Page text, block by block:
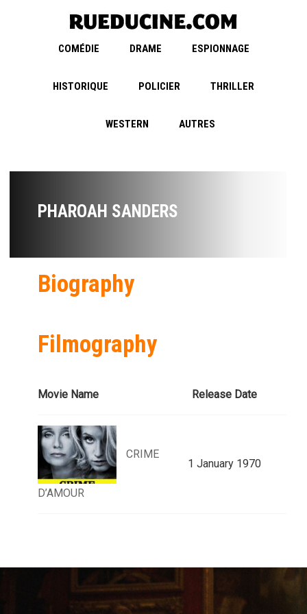
COMÉDIE DRAME ESPIONNAGE
HISTORIQUE POLICIER THRILLER
WESTERN AUTRES
PHAROAH SANDERS
Biography
Filmography
Movie Name Release Date
CRIME
D’AMOUR
1 January 1970